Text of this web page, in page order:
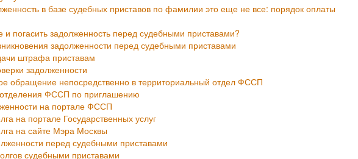
в базе судебных приставов по фамилии это еще не все: порядок оплаты
и погасить задолженность перед судебными приставами?
задолженности перед судебными приставами
штрафа приставам
задолженности
обращение непосредственно в территориальный отдел ФССП
ФССП по приглашению
на портале ФССП
на портале Государственных услуг
на сайте Мэра Москвы
перед судебными приставами
судебными приставами